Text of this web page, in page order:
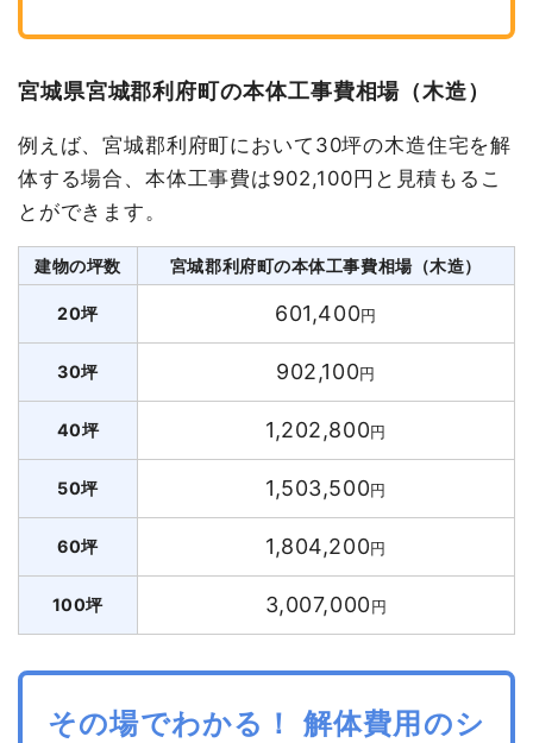
宮城県宮城郡利府町の本体工事費相場（木造）
例えば、宮城郡利府町において30坪の木造住宅を解
体する場合、本体工事費は902,100円と見積もるこ
とができます。
建物の坪数 宮城郡利府町の本体工事費相場（木造）
20坪 601,400円
30坪 902,100円
40坪 1,202,800円
50坪 1,503,500円
60坪 1,804,200円
100坪 3,007,000円
その場でわかる！ 解体費用のシ